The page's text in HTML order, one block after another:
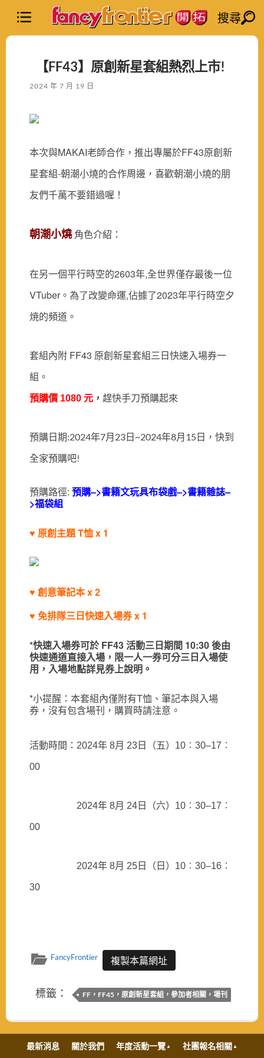
搜尋
【FF43】原創新星套組熱烈上市!
2024 年 7 月 19 日
本次與MAKAI老師合作，推出專屬於FF43原創新
星套組-朝潮小燒的合作周邊，喜歡朝潮小燒的朋
友們千萬不要錯過喔！
朝潮小燒 角色介紹：
在另一個平行時空的2603年,全世界僅存最後一位
VTuber。 為了改變命運,佔據了2023年平行時空夕
焼的頻道。
套組內附 FF43 原創新星套組三日快速入場券一
組。
預購價 1080 元 ， 趕快手刀預購起來
預購日期:2024年7月23日~2024年8月15日，快到
全家預購吧!
預購路徑: 預購–>書籍文玩具布袋戲–>書籍雜誌–
>福袋組
♥ 原創主題 T恤 x 1
♥ 創意筆記本 x 2
♥ 免排隊三日快速入場券x 1
*快速入場券可於 FF43 活動三日期間 10:30 後由
快速通道直接入場，限一人一券可分三日入場使
用，入場地點詳見券上說明。
*小提醒：本套組內僅附有T恤、筆記本與入場
券，沒有包含場刊，購買時請注意。
活動時間： 2024年 8月 23日（五）10︰30–17︰
00
2024年 8月 24日（六）10︰30–17︰
00
2024年 8月 25日（日）10︰30–16︰
30
FancyFrontier 複製本篇網址
標籤： FF，FF45，原創新星套組，參加者相關，場刊
最新消息 關於我們 年度活動一覽 社團報名相關